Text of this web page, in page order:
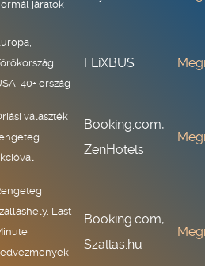
járatok
40+ ország
FLiXBUS
választék
Booking.com,
ZenHotels
Last
Booking.com,
Szallas.hu